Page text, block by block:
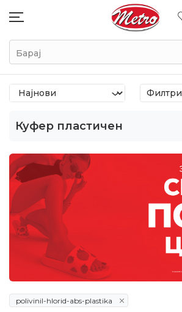
Барај
Куфер пластичен
Филтри
polivinil-hlorid-abs-plastika